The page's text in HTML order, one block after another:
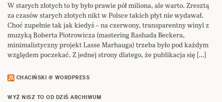
W starych złotych to by było prawie pół miliona, ale warto. Zresztą
za czasów starych złotych nikt w Polsce takich płyt nie wydawał.
Choć zupełnie tak jak kiedyś – na czerwony, transparentny winyl z
muzyką Roberta Piotrowicza (mastering Rashada Beckera,
minimalistyczny projekt Lasse Marhauga) trzeba było pod każdym
względem poczekać. Z jednej strony dlatego, że publikacja się […]
CHACIŃSKI @ WORDPRESS
WYŻ NISZ TO OD DZIŚ ARCHIWUM